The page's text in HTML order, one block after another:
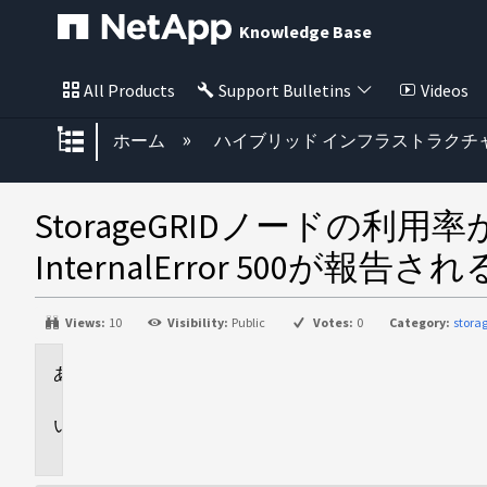
Knowledge Base
All Products Support Bulletins Videos
グローバル階層を展開/折りたた
ホーム ハイブリッド インフラストラクチ
StorageGRIDノードの利用
InternalError 500が報告され
Views: 10 Visibility: Public Votes: 0 Category: